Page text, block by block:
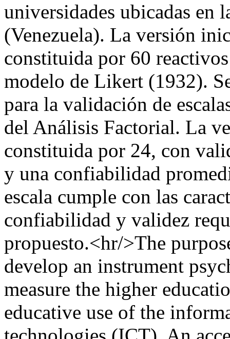
universidades ubicadas en
(Venezuela). La versión
constituida por 60
modelo de Likert (1932).
para la validación de
del Análisis Factorial. La
constituida por 24, con
y una confiabilidad
escala cumple con las
confiabilidad y validez
propuesto.<hr/>The
develop an instrument
measure the higher
educative use of the